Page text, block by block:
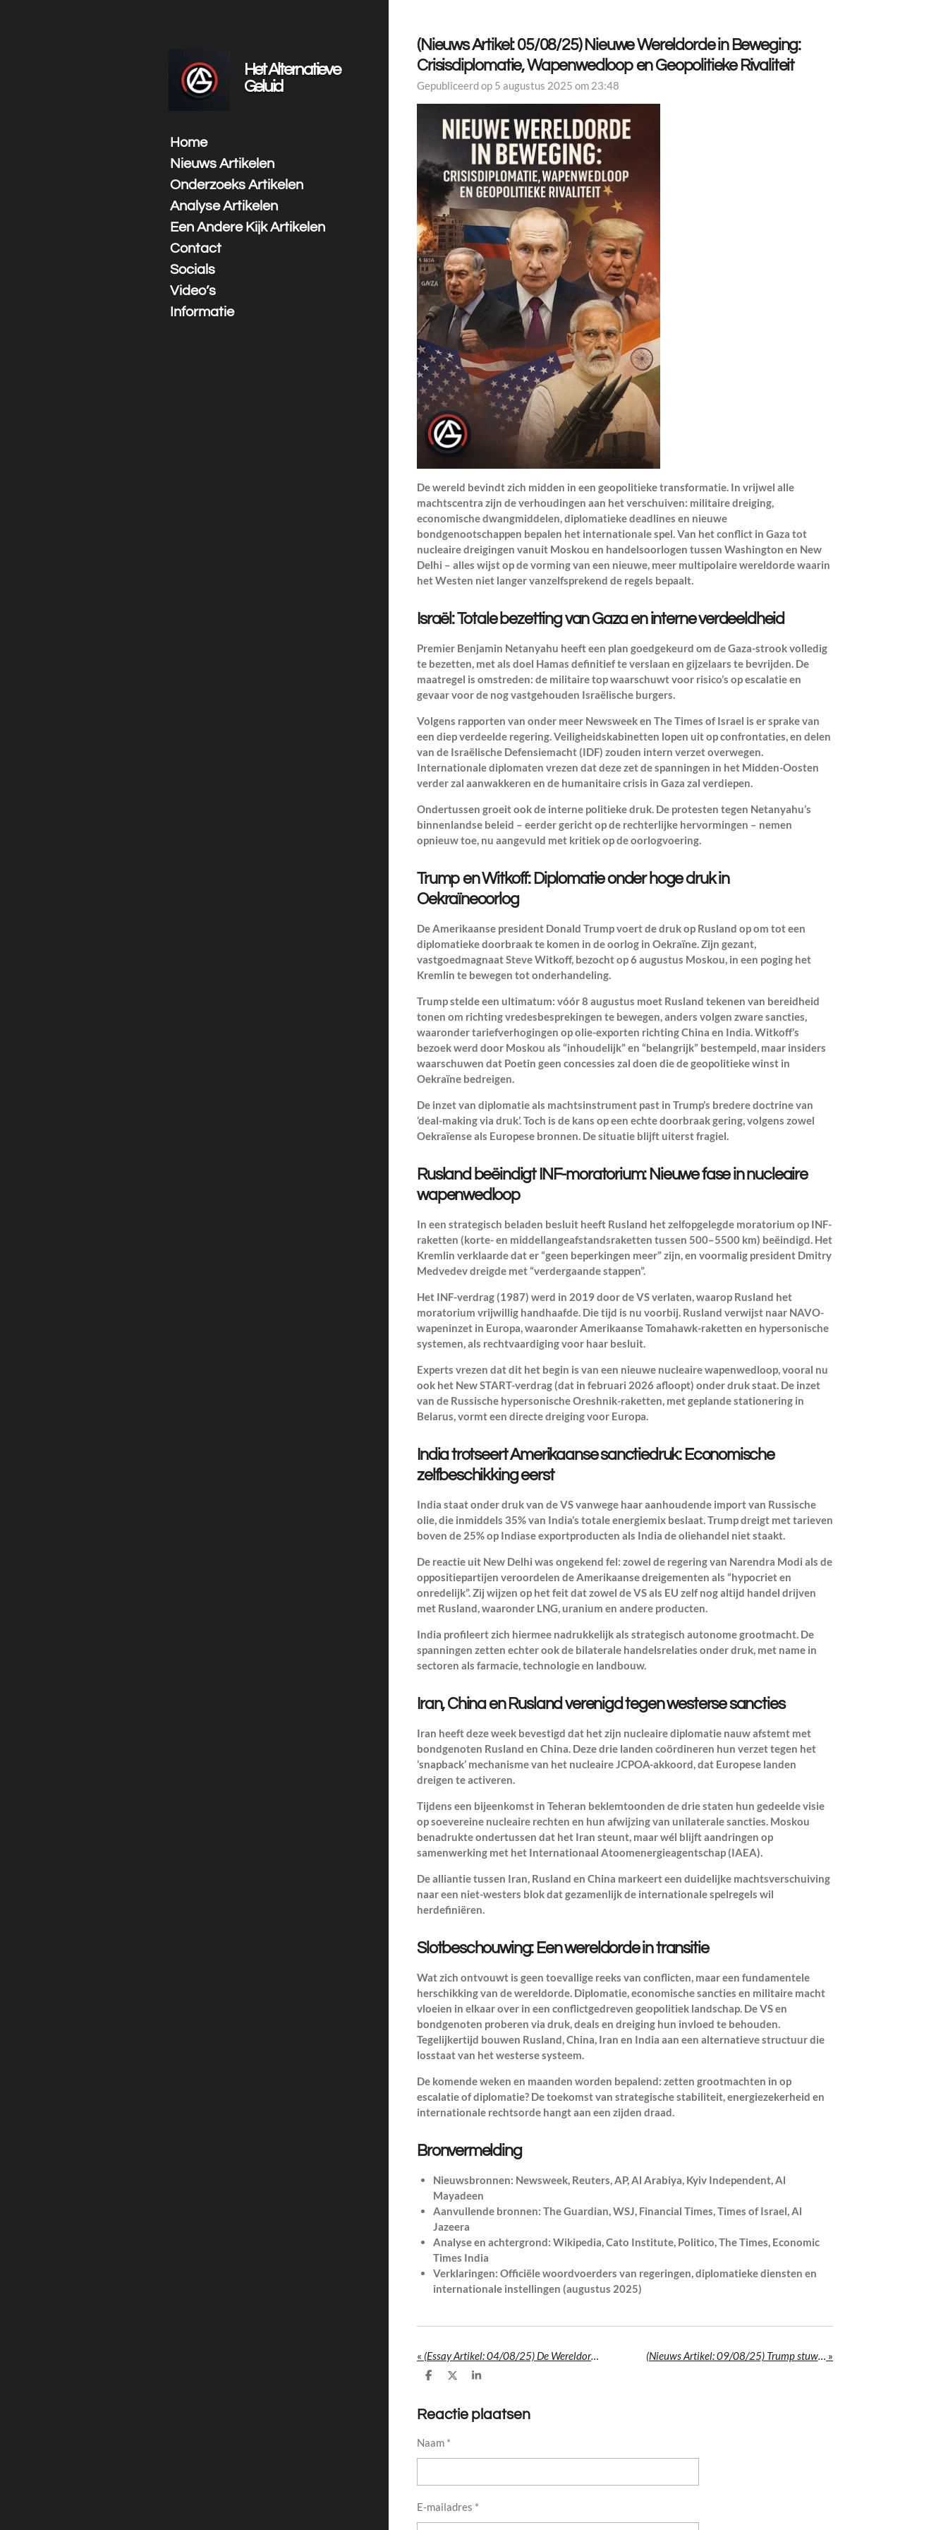
(Nieuws Artikel: 05/08/25) Nieuwe Wereldorde in Beweging:
Crisisdiplomatie, Wapenwedloop en Geopolitieke Rivaliteit
Gepubliceerd op 5 augustus 2025 om 23:48
De wereld bevindt zich midden in een geopolitieke transformatie. In vrijwel alle
machtscentra zijn de verhoudingen aan het verschuiven: militaire dreiging,
economische dwangmiddelen, diplomatieke deadlines en nieuwe
bondgenootschappen bepalen het internationale spel. Van het conflict in Gaza tot
nucleaire dreigingen vanuit Moskou en handelsoorlogen tussen Washington en New
Delhi – alles wijst op de vorming van een nieuwe, meer multipolaire wereldorde waarin
het Westen niet langer vanzelfsprekend de regels bepaalt.
Israël: Totale bezetting van Gaza en interne verdeeldheid
Premier Benjamin Netanyahu heeft een plan goedgekeurd om de Gaza-strook volledig
te bezetten, met als doel Hamas definitief te verslaan en gijzelaars te bevrijden. De
maatregel is omstreden: de militaire top waarschuwt voor risico’s op escalatie en
gevaar voor de nog vastgehouden Israëlische burgers.
Volgens rapporten van onder meer Newsweek en The Times of Israel is er sprake van
een diep verdeelde regering. Veiligheidskabinetten lopen uit op confrontaties, en delen
van de Israëlische Defensiemacht (IDF) zouden intern verzet overwegen.
Internationale diplomaten vrezen dat deze zet de spanningen in het Midden-Oosten
verder zal aanwakkeren en de humanitaire crisis in Gaza zal verdiepen.
Ondertussen groeit ook de interne politieke druk. De protesten tegen Netanyahu’s
binnenlandse beleid – eerder gericht op de rechterlijke hervormingen – nemen
opnieuw toe, nu aangevuld met kritiek op de oorlogvoering.
Trump en Witkoff: Diplomatie onder hoge druk in
Oekraïneoorlog
De Amerikaanse president Donald Trump voert de druk op Rusland op om tot een
diplomatieke doorbraak te komen in de oorlog in Oekraïne. Zijn gezant,
vastgoedmagnaat Steve Witkoff, bezocht op 6 augustus Moskou, in een poging het
Kremlin te bewegen tot onderhandeling.
Trump stelde een ultimatum: vóór 8 augustus moet Rusland tekenen van bereidheid
tonen om richting vredesbesprekingen te bewegen, anders volgen zware sancties,
waaronder tariefverhogingen op olie-exporten richting China en India. Witkoff’s
bezoek werd door Moskou als “inhoudelijk” en “belangrijk” bestempeld, maar insiders
waarschuwen dat Poetin geen concessies zal doen die de geopolitieke winst in
Oekraïne bedreigen.
De inzet van diplomatie als machtsinstrument past in Trump’s bredere doctrine van
‘deal-making via druk’. Toch is de kans op een echte doorbraak gering, volgens zowel
Oekraïense als Europese bronnen. De situatie blijft uiterst fragiel.
Rusland beëindigt INF-moratorium: Nieuwe fase in nucleaire
wapenwedloop
In een strategisch beladen besluit heeft Rusland het zelfopgelegde moratorium op INF-
raketten (korte- en middellangeafstandsraketten tussen 500–5500 km) beëindigd. Het
Kremlin verklaarde dat er “geen beperkingen meer” zijn, en voormalig president Dmitry
Medvedev dreigde met “verdergaande stappen”.
Het INF-verdrag (1987) werd in 2019 door de VS verlaten, waarop Rusland het
moratorium vrijwillig handhaafde. Die tijd is nu voorbij. Rusland verwijst naar NAVO-
wapeninzet in Europa, waaronder Amerikaanse Tomahawk-raketten en hypersonische
systemen, als rechtvaardiging voor haar besluit.
Experts vrezen dat dit het begin is van een nieuwe nucleaire wapenwedloop, vooral nu
ook het New START-verdrag (dat in februari 2026 afloopt) onder druk staat. De inzet
van de Russische hypersonische Oreshnik-raketten, met geplande stationering in
Belarus, vormt een directe dreiging voor Europa.
India trotseert Amerikaanse sanctiedruk: Economische
zelfbeschikking eerst
India staat onder druk van de VS vanwege haar aanhoudende import van Russische
olie, die inmiddels 35% van India’s totale energiemix beslaat. Trump dreigt met tarieven
boven de 25% op Indiase exportproducten als India de oliehandel niet staakt.
De reactie uit New Delhi was ongekend fel: zowel de regering van Narendra Modi als de
oppositiepartijen veroordelen de Amerikaanse dreigementen als “hypocriet en
onredelijk”. Zij wijzen op het feit dat zowel de VS als EU zelf nog altijd handel drijven
met Rusland, waaronder LNG, uranium en andere producten.
India profileert zich hiermee nadrukkelijk als strategisch autonome grootmacht. De
spanningen zetten echter ook de bilaterale handelsrelaties onder druk, met name in
sectoren als farmacie, technologie en landbouw.
Iran, China en Rusland verenigd tegen westerse sancties
Iran heeft deze week bevestigd dat het zijn nucleaire diplomatie nauw afstemt met
bondgenoten Rusland en China. Deze drie landen coördineren hun verzet tegen het
‘snapback’ mechanisme van het nucleaire JCPOA-akkoord, dat Europese landen
dreigen te activeren.
Tijdens een bijeenkomst in Teheran beklemtoonden de drie staten hun gedeelde visie
op soevereine nucleaire rechten en hun afwijzing van unilaterale sancties. Moskou
benadrukte ondertussen dat het Iran steunt, maar wél blijft aandringen op
samenwerking met het Internationaal Atoomenergieagentschap (IAEA).
De alliantie tussen Iran, Rusland en China markeert een duidelijke machtsverschuiving
naar een niet-westers blok dat gezamenlijk de internationale spelregels wil
herdefiniëren.
Slotbeschouwing: Een wereldorde in transitie
Wat zich ontvouwt is geen toevallige reeks van conflicten, maar een fundamentele
herschikking van de wereldorde. Diplomatie, economische sancties en militaire macht
vloeien in elkaar over in een conflictgedreven geopolitiek landschap. De VS en
bondgenoten proberen via druk, deals en dreiging hun invloed te behouden.
Tegelijkertijd bouwen Rusland, China, Iran en India aan een alternatieve structuur die
losstaat van het westerse systeem.
De komende weken en maanden worden bepalend: zetten grootmachten in op
escalatie of diplomatie? De toekomst van strategische stabiliteit, energiezekerheid en
internationale rechtsorde hangt aan een zijden draad.
Bronvermelding
Nieuwsbronnen: Newsweek, Reuters, AP, Al Arabiya, Kyiv Independent, Al
Mayadeen
Aanvullende bronnen: The Guardian, WSJ, Financial Times, Times of Israel, Al
Jazeera
Analyse en achtergrond: Wikipedia, Cato Institute, Politico, The Times, Economic
Times India
Verklaringen: Officiële woordvoerders van regeringen, diplomatieke diensten en
internationale instellingen (augustus 2025)
« (Essay Artikel: 04/08/25) De Wereldorde op het Kantelpunt: Leiderschap in een Tijd van Ideologisch Verval (Nieuws Artikel: 09/08/25) Trump stuwt wereldpolitiek naar kookpunt: Poetin-top in Alaska, Nobelprijsambities en omstreden vredesvoorstellen »
D
e
n
D
l
S
r
e
Reactie plaatsen
Naam *
E-mailadres *
Het Alternatieve
Geluid
Home
Nieuws Artikelen
Onderzoeks Artikelen
Analyse Artikelen
Een Andere Kijk Artikelen
Contact
Socials
Video’s
Informatie